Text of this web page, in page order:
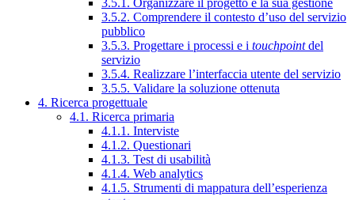
3.5.2. Comprendere il contesto d’uso del servizio
pubblico
3.5.3. Progettare i processi e i touchpointdel
servizio
3.5.4. Realizzare l’interfaccia utente del servizio
3.5.5. Validare la soluzione ottenuta
4. Ricerca progettuale
4.1. Ricerca primaria
4.1.1. Interviste
4.1.2. Questionari
4.1.3. Test di usabilità
4.1.4. Web analytics
4.1.5. Strumenti di mappatura dell’esperienza